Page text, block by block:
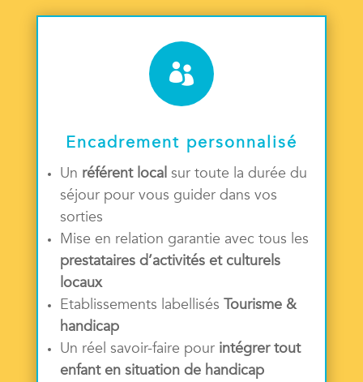

Encadrement personnalisé
Un référent localsur toute la durée du
séjour pour vous guider dans vos
sorties
Mise en relation garantie avec tous les
prestataires d’activités et culturels
locaux
Etablissements labellisés Tourisme &
handicap
Un réel savoir-faire pour intégrer tout
enfant en situation de handicap